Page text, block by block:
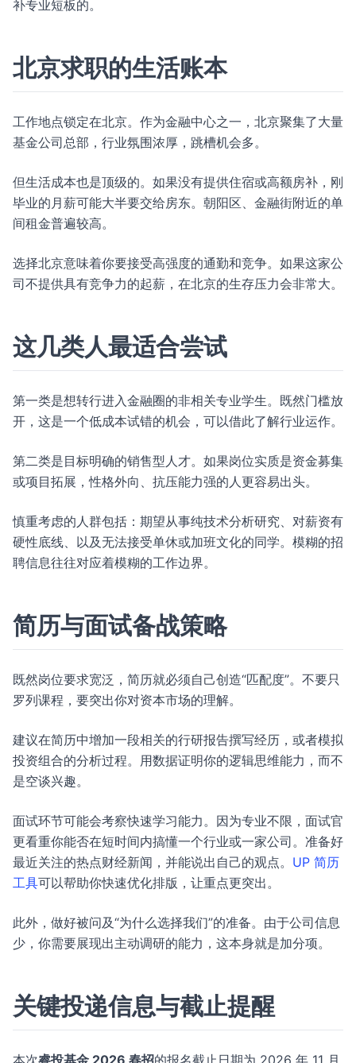
补专业短板的。
北京求职的生活账本
工作地点锁定在北京。作为金融中心之一，北京聚集了大量
基金公司总部，行业氛围浓厚，跳槽机会多。
但生活成本也是顶级的。如果没有提供住宿或高额房补，刚
毕业的月薪可能大半要交给房东。朝阳区、金融街附近的单
间租金普遍较高。
选择北京意味着你要接受高强度的通勤和竞争。如果这家公
司不提供具有竞争力的起薪，在北京的生存压力会非常大。
这几类人最适合尝试
第一类是想转行进入金融圈的非相关专业学生。既然门槛放
开，这是一个低成本试错的机会，可以借此了解行业运作。
第二类是目标明确的销售型人才。如果岗位实质是资金募集
或项目拓展，性格外向、抗压能力强的人更容易出头。
慎重考虑的人群包括：期望从事纯技术分析研究、对薪资有
硬性底线、以及无法接受单休或加班文化的同学。模糊的招
聘信息往往对应着模糊的工作边界。
简历与面试备战策略
既然岗位要求宽泛，简历就必须自己创造“匹配度”。不要只
罗列课程，要突出你对资本市场的理解。
建议在简历中增加一段相关的行研报告撰写经历，或者模拟
投资组合的分析过程。用数据证明你的逻辑思维能力，而不
是空谈兴趣。
面试环节可能会考察快速学习能力。因为专业不限，面试官
更看重你能否在短时间内搞懂一个行业或一家公司。准备好
最近关注的热点财经新闻，并能说出自己的观点。 UP 简历
工具可以帮助你快速优化排版，让重点更突出。
此外，做好被问及“为什么选择我们”的准备。由于公司信息
少，你需要展现出主动调研的能力，这本身就是加分项。
关键投递信息与截止提醒
本次睿投基金 2026 春招的报名截止日期为 2026 年 11 月